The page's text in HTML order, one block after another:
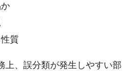
質
上、誤分類が発生しやすい部